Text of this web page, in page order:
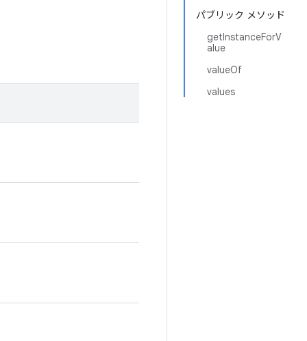
パブリック メソッド
getInstanceForV
alue
valueOf
values